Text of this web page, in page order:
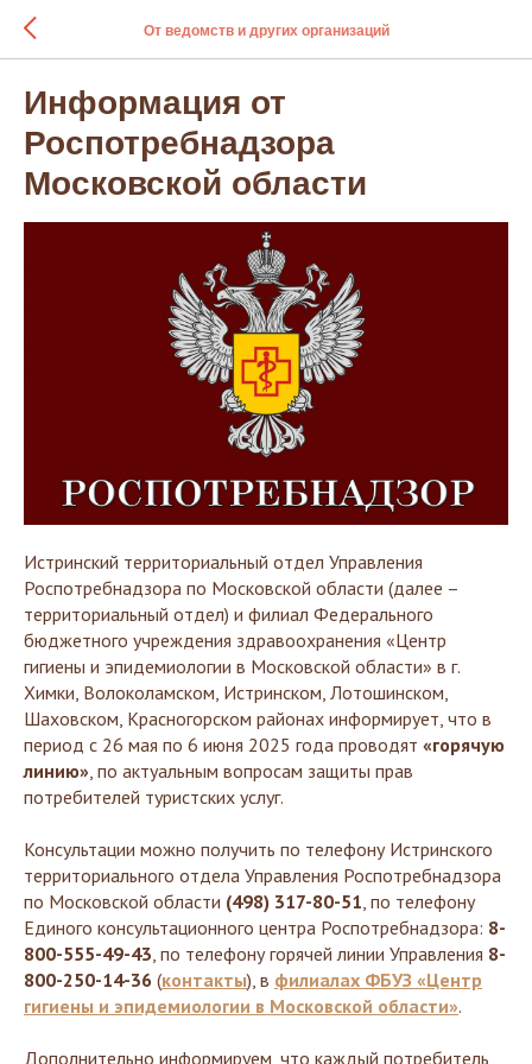
От ведомств и других организаций
Информация от
Роспотребнадзора
Московской области
Истринский территориальный отдел Управления
Роспотребнадзора по Московской области (далее –
территориальный отдел) и филиал Федерального
бюджетного учреждения здравоохранения «Центр
гигиены и эпидемиологии в Московской области» в г.
Химки, Волоколамском, Истринском, Лотошинском,
Шаховском, Красногорском районах информирует, что в
период с 26 мая по 6 июня 2025 года проводят «горячую
линию», по актуальным вопросам защиты прав
потребителей туристских услуг.
Консультации можно получить по телефону Истринского
территориального отдела Управления Роспотребнадзора
по Московской области (498) 317-80-51, по телефону
Единого консультационного центра Роспотребнадзора: 8-
800-555-49-43, по телефону горячей линии Управления 8-
800-250-14-36 (контакты), в филиалах ФБУЗ «Центр
гигиены и эпидемиологии в Московской области».
Дополнительно информируем, что каждый потребитель